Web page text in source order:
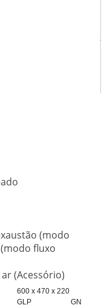
(modo
fluxo
(Acessório)
600 x 470 x 220
GLP
GN